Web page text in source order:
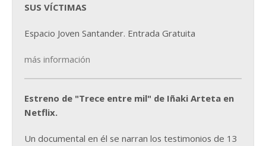
SUS VÍCTIMAS
Espacio Joven Santander. Entrada Gratuita
más información
Estreno de "Trece entre mil" de Iñaki Arteta en
Netflix.
Un documental en él se narran los testimonios de 13